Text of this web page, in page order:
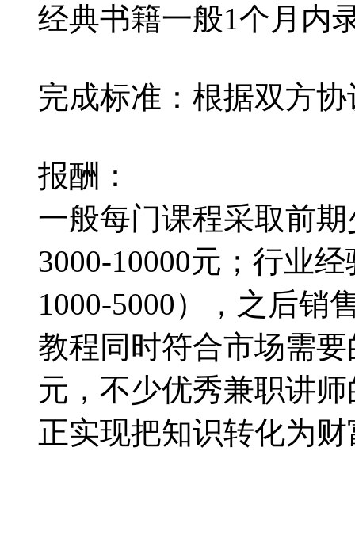
经典书籍一般1个月内
完成标准：根据双方协
报酬：
一般每门课程采取前
3000-10000元；行业
1000-5000），之后销
教程同时符合市场需
元，不少优秀兼职讲
正实现把知识转化为财